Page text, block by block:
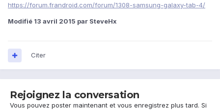
https://forum.frandroid.com/forum/1308-samsung-galaxy-tab-4/
Modifié 13 avril 2015 par SteveHx
Citer
Rejoignez la conversation
Vous pouvez poster maintenant et vous enregistrez plus tard. Si